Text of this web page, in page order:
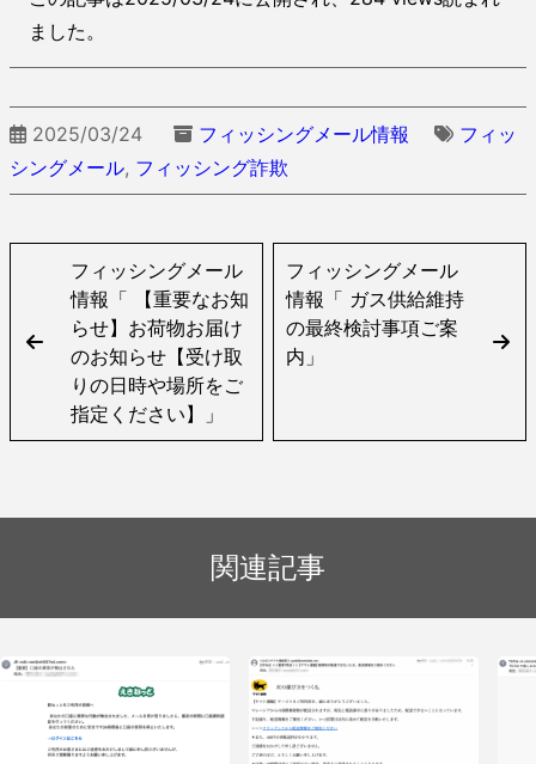
ました。
2025/03/24 フィッシングメール情報
フィッ
シングメール, フィッシング詐欺
フィッシングメール
情報「 【重要なお知
らせ】お荷物お届け
のお知らせ【受け取
りの日時や場所をご
指定ください】」
フィッシングメール
情報「 ガス供給維持
の最終検討事項ご案
内」
関連記事